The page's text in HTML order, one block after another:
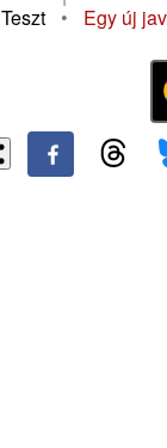
Teszt
• Egy új